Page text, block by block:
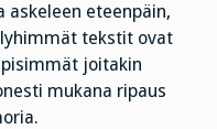
askeleen eteenpäin,
tekstit ovat
joitakin
mukana ripaus